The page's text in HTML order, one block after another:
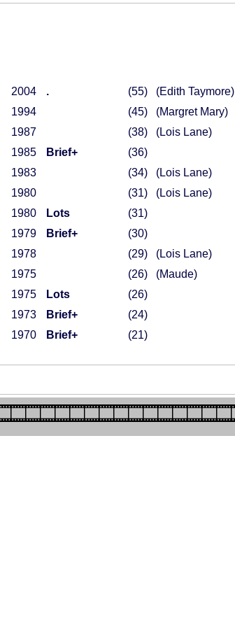
2004 . 55
(Edith Taymore)
1994 45
(Margret Mary)
1987 38
(Lois Lane)
1985 Brief+
36
1983 34
(Lois Lane)
1980 31
(Lois Lane)
1980 Lots
31
1979 Brief+
30
1978 29
(Lois Lane)
1975 26
(Maude)
1975 Lots
26
1973 Brief+
24
1970 Brief+ 21